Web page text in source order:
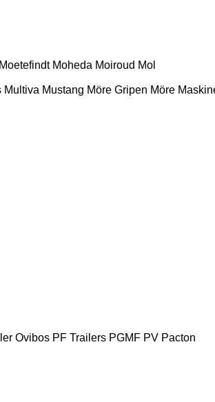
Moetefindt Moheda Moiroud Mol
Multiva Mustang Möre Gripen Möre
Ovibos PF Trailers PGMF PV Pacton